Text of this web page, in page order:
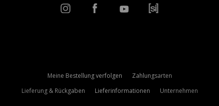
Meine Bestellung verfolgen
Zahlungsarten
Lieferung & Rückgaben
Lieferinformationen Unternehmen